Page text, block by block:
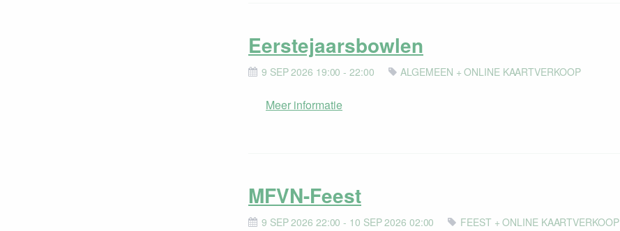
Eerstejaarsbowlen
9 SEP 2026 19:00 - 22:00 ALGEMEEN + ONLINE KAARTVERKOOP
Meer informatie
MFVN-Feest
9 SEP 2026 22:00 - 10 SEP 2026 02:00 FEEST + ONLINE KAARTVERKOOP